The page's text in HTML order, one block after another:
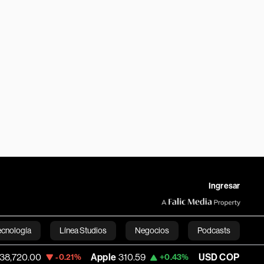
Ingresar
Línea Studios Negocios Podcasts
English
-0.21% Apple 310.59 +0.43% USD COP 3,175.95 -0.63%